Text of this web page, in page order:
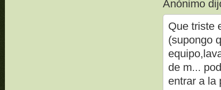
Anónimo
Que triste
(supongo
de m...
entrar a la